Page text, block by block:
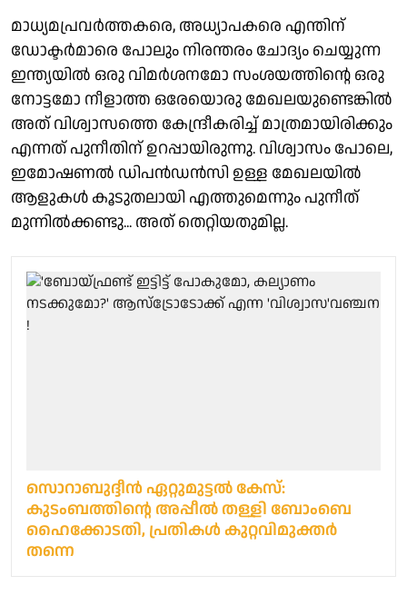
മാധ്യമപ്രവർത്തകരെ, അധ്യാപകരെ എന്തിന്
ഡോക്ടർമാരെ പോലും നിരന്തരം ചോദ്യം ചെയ്യുന്ന
ഇന്ത്യയിൽ ഒരു വിമർശനമോ സംശയത്തിന്റെ ഒരു
നോട്ടമോ നീളാത്ത ഒരേയൊരു മേഖലയുണ്ടെങ്കിൽ
അത് വിശ്വാസത്തെ കേന്ദ്രീകരിച്ച് മാത്രമായിരിക്കും
എന്നത് പുനീതിന് ഉറപ്പായിരുന്നു. വിശ്വാസം പോലെ,
ഇമോഷണൽ ഡിപൻഡൻസി ഉള്ള മേഖലയിൽ
ആളുകൾ കൂടുതലായി എത്തുമെന്നും പുനീത്
മുന്നിൽക്കണ്ടു... അത് തെറ്റിയതുമില്ല.
സൊറാബുദ്ദീന്‍ ഏറ്റുമുട്ടല്‍ കേസ്:
കുടംബത്തിന്റെ അപ്പീൽ തള്ളി ബോംബെ
ഹൈക്കോടതി, പ്രതികള്‍ കുറ്റവിമുക്തര്‍
തന്നെ